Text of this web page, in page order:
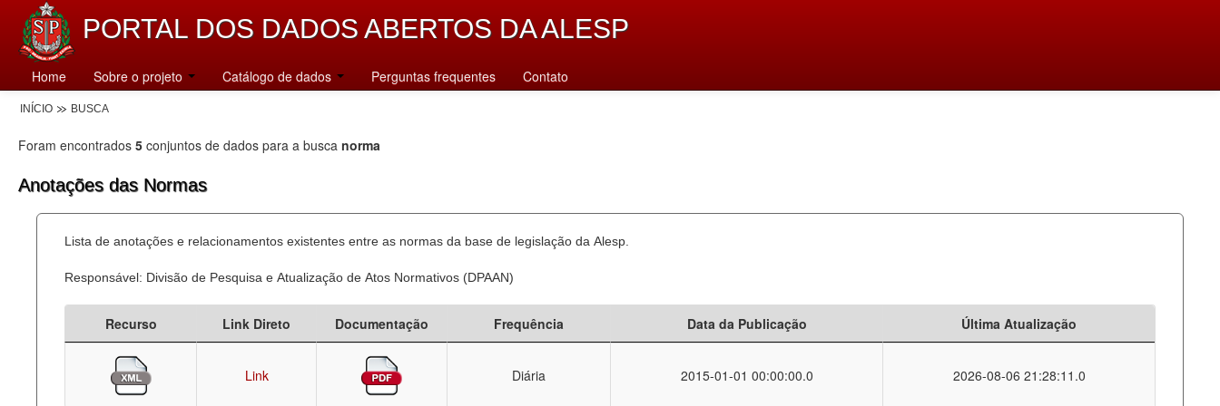
PORTAL DOS DADOS ABERTOS DA ALESP
Home Sobre o projeto Catálogo de dados Perguntas frequentes Contato
INÍCIO BUSCA
Foram encontrados 5 conjuntos de dados para a busca norma
Anotações das Normas
Lista de anotações e relacionamentos existentes entre as normas da base de legislação da Alesp.
Responsável: Divisão de Pesquisa e Atualização de Atos Normativos (DPAAN)
Recurso Link Direto Documentação Frequência Data da Publicação Última Atualização
Link Diária 2015-01-01 00:00:00.0 2026-08-06 21:28:11.0